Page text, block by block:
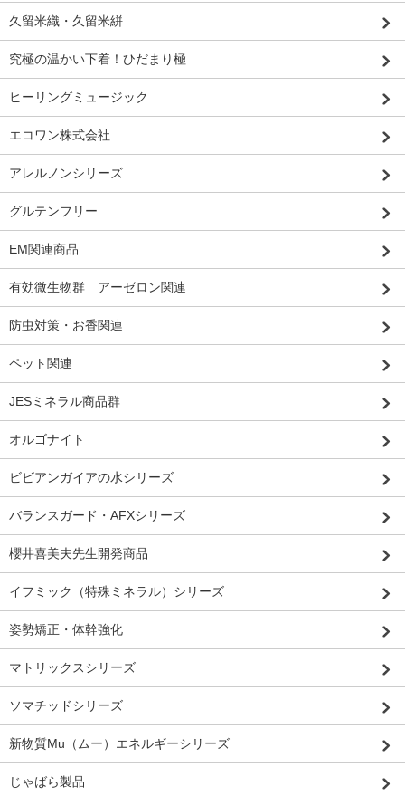
久留米織・久留米絣
究極の温かい下着！ひだまり極
ヒーリングミュージック
エコワン株式会社
アレルノンシリーズ
グルテンフリー
EM関連商品
有効微生物群 アーゼロン関連
防虫対策・お香関連
ペット関連
JESミネラル商品群
オルゴナイト
ビビアンガイアの水シリーズ
バランスガード・AFXシリーズ
櫻井喜美夫先生開発商品
イフミック（特殊ミネラル）シリーズ
姿勢矯正・体幹強化
マトリックスシリーズ
ソマチッドシリーズ
新物質Mu（ムー）エネルギーシリーズ
じゃばら製品